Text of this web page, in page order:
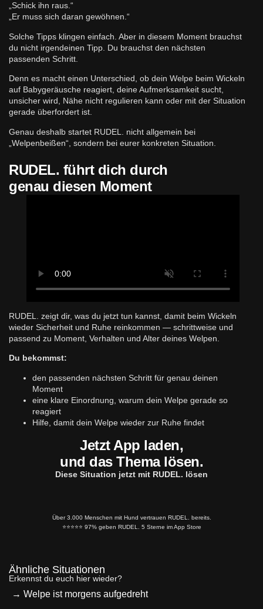
„Schick ihn raus.“
„Er muss sich daran gewöhnen.“
Solche Tipps klingen einfach. Aber in diesem Moment brauchst
du nicht irgendeinen Tipp. Du brauchst den nächsten
passenden Schritt.
Denn es macht einen Unterschied, ob dein Welpe beim Wickeln
auf Babygeräusche reagiert, deine Aufmerksamkeit sucht,
unsicher wird, Nähe nicht regulieren kann oder mit der Situation
gerade überfordert ist.
Genau deshalb startet RUDEL. nicht allgemein bei
„Welpenbeißen“, sondern bei eurer konkreten Situation.
RUDEL. führt dich durch
genau diesen Moment
RUDEL. zeigt dir, was du jetzt tun kannst, damit beim Wickeln
wieder Sicherheit und Ruhe reinkommen — schrittweise und
passend zu Moment, Verhalten und Alter deines Welpen.
Du bekommst:
den passenden nächsten Schritt für genau deinen
Moment
eine klare Einordnung, warum dein Welpe gerade so
reagiert
Hilfe, damit dein Welpe wieder zur Ruhe findet
Jetzt App laden,
und das Thema lösen.
Diese Situation jetzt mit RUDEL. lösen
Über 3.000 Menschen mit Hund vertrauen RUDEL. bereits.
⭐️⭐️⭐️⭐️⭐️ 97% geben RUDEL. 5 Sterne im App Store
Ähnliche Situationen
Erkennst du euch hier wieder?
→ Welpe ist morgens aufgedreht